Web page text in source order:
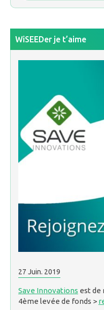
WiSEEDer je t’aime
27 Juin. 2019
Save Innovations est de
4ème levée de fonds >